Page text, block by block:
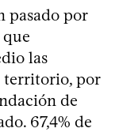
pasado por
las
territorio, por
de
67,4% de